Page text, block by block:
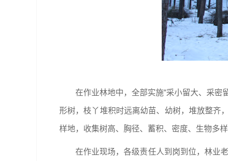
在作业林地中，全部实施“采小留大、采密
形树，枝丫堆积时远离幼苗、幼树，堆放整齐
样地，收集树高、胸径、蓄积、密度、生物多
在作业现场，各级责任人到岗到位，林业